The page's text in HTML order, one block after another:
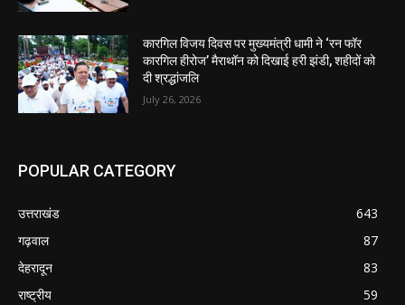
कारगिल विजय दिवस पर मुख्यमंत्री धामी ने ‘रन फॉर
कारगिल हीरोज’ मैराथॉन को दिखाई हरी झंडी, शहीदों को
दी श्रद्धांजलि
July 26, 2026
POPULAR CATEGORY
उत्तराखंड
643
गढ़वाल
87
देहरादून
83
राष्ट्रीय
59